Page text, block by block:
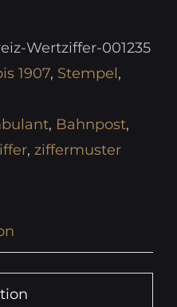
Wertziffer-001235
1907, Stempel,
, Bahnpost,
, ziffermuster